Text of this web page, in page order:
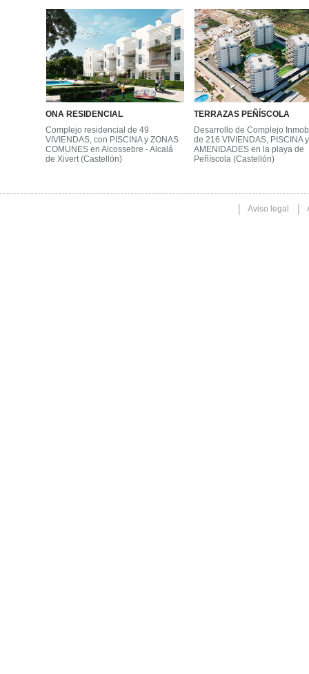
ONA RESIDENCIAL
Complejo residencial de 49
VIVIENDAS, con PISCINA y ZONAS
COMUNES en Alcossebre - Alcalá
de Xivert (Castellón)
TERRAZAS PEÑÍSCOLA
Desarrollo de Complejo
de 216 VIVIENDAS, PISCINA y
AMENIDADES en la playa de
Peñíscola (Castellón)
Aviso legal